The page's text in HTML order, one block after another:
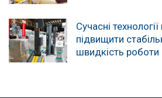
Сучасні
підвищити
швидкість роботи